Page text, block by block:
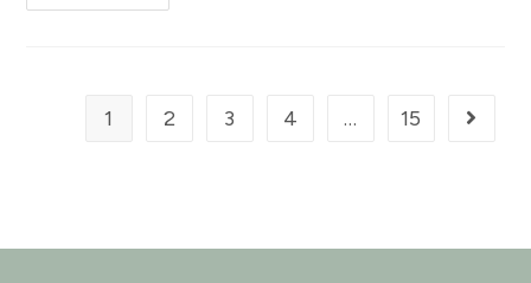
1 2 3 4 … 15